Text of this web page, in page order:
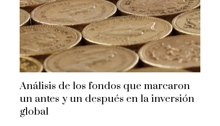
Análisis de los fondos que marcaron
un antes y un después en la inversión
global